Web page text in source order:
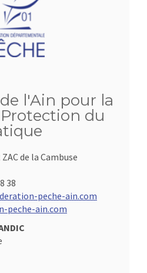
l'Ain pour la
du
de la Cambuse
38
peche-ain.com
peche-ain.com